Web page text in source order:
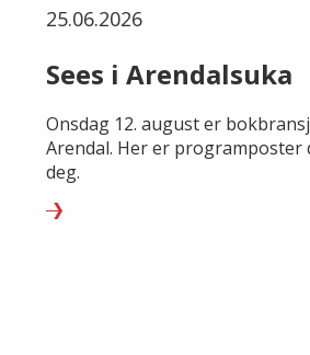
25.06.2026
Sees i Arendalsuka
Onsdag 12. august er
Arendal. Her er programposter
deg.